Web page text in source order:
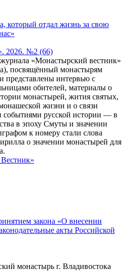
который отдал жизнь за свою
2026. №2 (66)
«Монастырский вестник»
посвящённый монастырям
представлены интервью с
обителей, материалы о
монастырей, жития святых,
жизни и о связи
русской истории — в
в эпоху Смуты и значении
к номеру стали слова
о значении монастырей для
закона «О внесении
акты Российской
монастырь г. Владивостока